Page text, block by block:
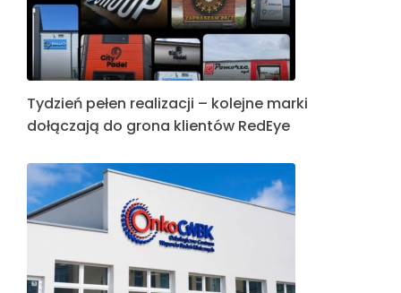
Tydzień pełen realizacji – kolejne marki
dołączają do grona klientów RedEye